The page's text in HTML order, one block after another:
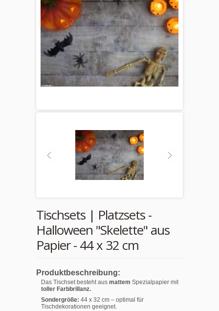
Tischsets | Platzsets -
Halloween "Skelette" aus
Papier - 44 x 32 cm
Produktbeschreibung:
Das Tischset besteht aus mattem Spezialpapier mit
toller Farbbrillanz.
Sondergröße: 44 x 32 cm – optimal für
Tischdekorationen geeignet.